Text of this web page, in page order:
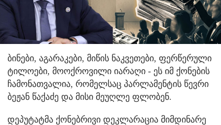
ბინები, აგარაკები, მიწის ნაკვეთები, ფერწერული
ტილოები, მოოქროვილი იარაღი - ეს იმ ქონების
ჩამონათვალია, რომელსაც პარლამენტის წევრი
ბეჟან წაქაძე და მისი მეუღლე ფლობენ.
დეპუტატმა ქონებრივი დეკლარაცია მიმდინარე